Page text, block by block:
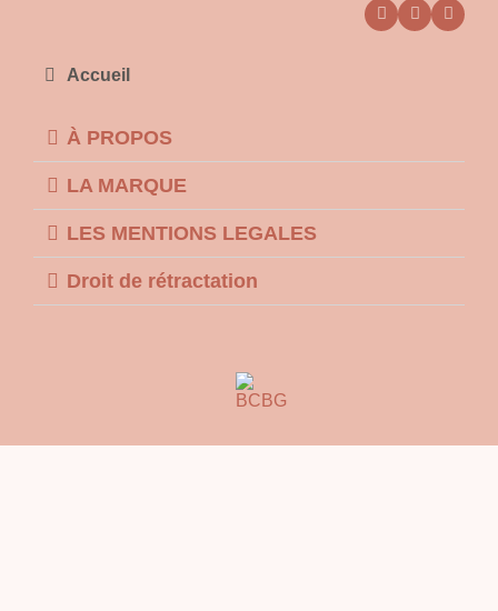
Accueil
À PROPOS
LA MARQUE
LES MENTIONS LEGALES
Droit de rétractation